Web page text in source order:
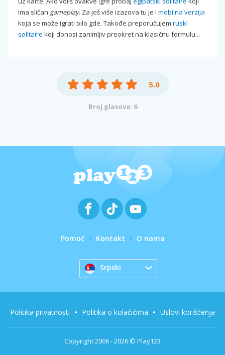
ima sličan gameplay. Za još više izazova tu je i mobilna verzija
koja se može igrati bilo gde. Takođe preporučujem ruski
solitaire koji donosi zanimljiv preokret na klasičnu formulu...
5.0
Broj glasova: 6
Pomoć Kontakt O nama
Srpski
Copyright 2006 - 2026 © Play123
Politika privatnosti Politika o kolačićima Uslovi korišćenja